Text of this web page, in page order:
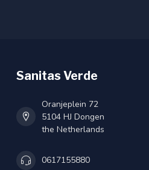
Sanitas Verde
Oranjeplein 72
5104 HJ Dongen
the Netherlands
0617155880